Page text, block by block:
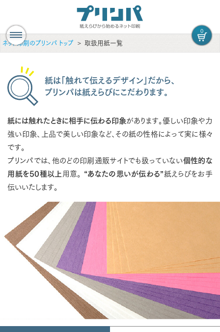
0
ネット印刷のプリンパ トップ 取扱用紙一覧
紙は「触れて伝えるデザイン」だから、
プリンパは紙えらびにこだわります。
紙には触れたときに相手に伝わる印象があります。優しい印象や力
強い印象、上品で美しい印象など、その紙の性格によって実に様々
です。
プリンパでは、他のどの印刷通販サイトでも扱っていない個性的な
用紙を50種以上 用意。 “あなたの思いが伝わる”紙えらびをお手
伝いいたします。